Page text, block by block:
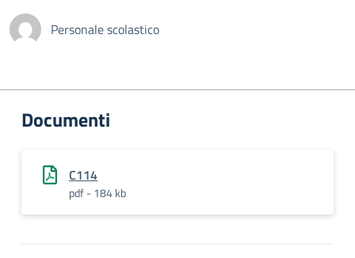
Personale scolastico
Documenti
C114
pdf - 184 kb